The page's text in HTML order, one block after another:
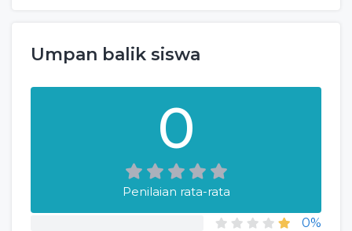
Gondok
Dec-2024
Memetakan
Peluang dan
Tantangan
dalam
Membangun
Bisnis
Umpan balik siswa
0
Penilaian rata-rata
0%